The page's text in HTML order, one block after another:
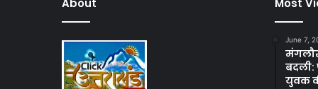
About Most
June 7,
बदली:
युवक